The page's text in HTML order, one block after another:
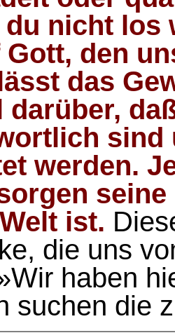
du nicht los
Gott, den
das
darüber,
sind
werden.
ist.
die uns
haben
suchen die